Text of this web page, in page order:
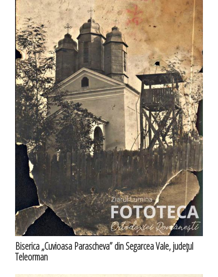
Biserica „Cuvioasa Parascheva” din Segarcea Vale, judeţul
Teleorman